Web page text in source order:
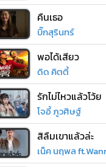
คืนเธอ
บิ๊กสุรินทร์
พอได้เสียว
ดิด คิตตี้
รักไม่ไหวแล้วโว้ย
โจอี้ ภูวศิษฐ์
สิลืมเขาแล้วล่ะ
เน็ค นฤพล